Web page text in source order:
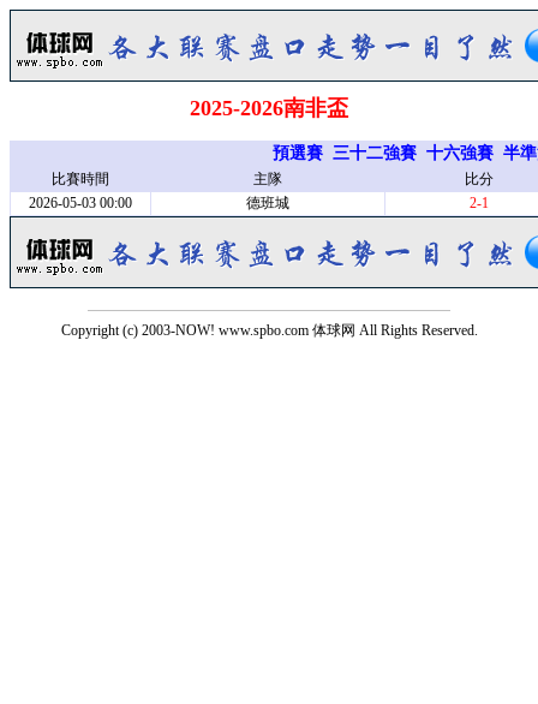
2025-2026南非盃
預選賽 三十二強賽 十六強賽 半
比賽時間 主隊
比分
2026-05-03 00:00
德班城 2-1
Copyright (c) 2003-NOW! www.spbo.com 体球网 All Rights Reserved.